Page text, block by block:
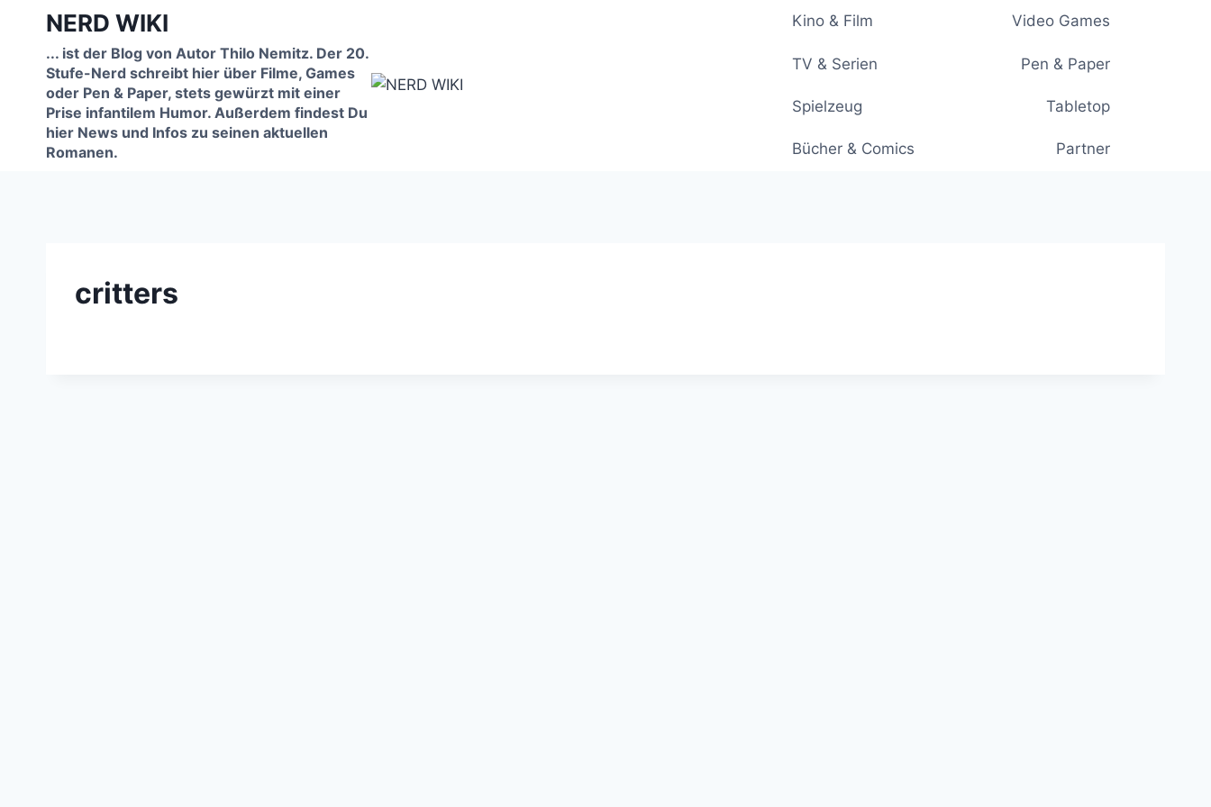
springen
NERD WIKI
... ist der Blog von Autor Thilo Nemitz. Der 20.
Stufe-Nerd schreibt hier über Filme, Games
oder Pen & Paper, stets gewürzt mit einer
Prise infantilem Humor. Außerdem findest Du
hier News und Infos zu seinen aktuellen
Romanen.
Kino & Film Video Games
TV & Serien Pen & Paper
Spielzeug Tabletop
Bücher & Comics Partner
critters